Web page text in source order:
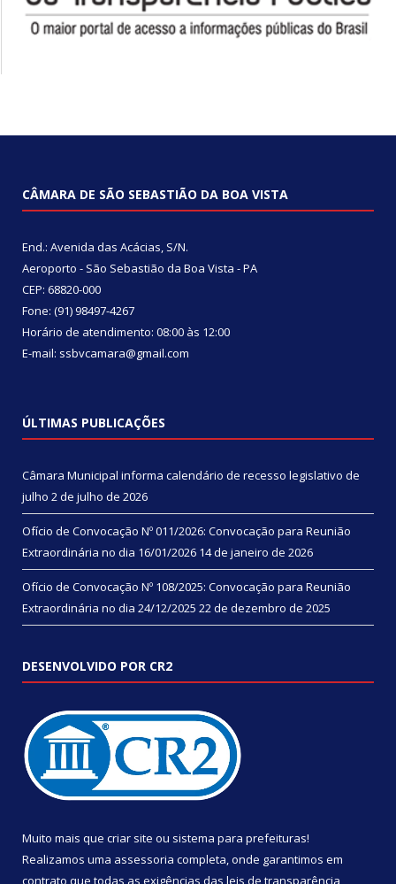
CÂMARA DE SÃO SEBASTIÃO DA BOA VISTA
End.: Avenida das Acácias, S/N.
Aeroporto - São Sebastião da Boa Vista - PA
CEP: 68820-000
Fone: (91) 98497-4267
Horário de atendimento: 08:00 às 12:00
E-mail: ssbvcamara@gmail.com
ÚLTIMAS PUBLICAÇÕES
Câmara Municipal informa calendário de recesso legislativo de
julho 2 de julho de 2026
Ofício de Convocação Nº 011/2026: Convocação para Reunião
Extraordinária no dia 16/01/2026 14 de janeiro de 2026
Ofício de Convocação Nº 108/2025: Convocação para Reunião
Extraordinária no dia 24/12/2025 22 de dezembro de 2025
DESENVOLVIDO POR CR2
Muito mais que criar site ou sistema para prefeituras!
Realizamos uma assessoria completa, onde garantimos em
contrato que todas as exigências das leis de transparência